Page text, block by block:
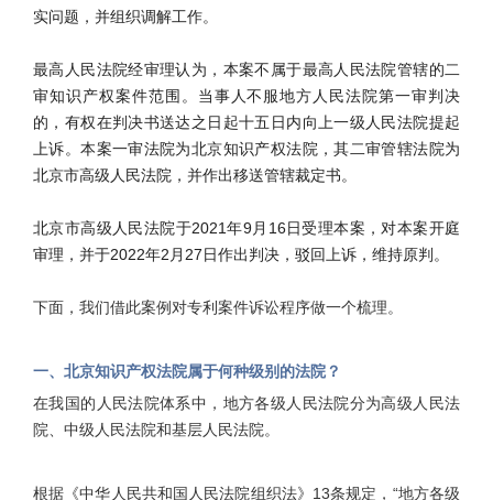
实问题，并组织调解工作。
最高人民法院经审理认为，本案不属于最高人民法院管辖的二
审知识产权案件范围。当事人不服地方人民法院第一审判决
的，有权在判决书送达之日起十五日内向上一级人民法院提起
上诉。本案一审法院为北京知识产权法院，其二审管辖法院为
北京市高级人民法院，并作出移送管辖裁定书。
北京市高级人民法院于2021年9月16日受理本案，对本案开庭
审理，并于2022年2月27日作出判决，驳回上诉，维持原判。
下面，我们借此案例对专利案件诉讼程序做一个梳理。
一、北京知识产权法院属于何种级别的法院？
在我国的人民法院体系中，地方各级人民法院分为高级人民法
院、中级人民法院和基层人民法院。
根据《中华人民共和国人民法院组织法》13条规定，“地方各级